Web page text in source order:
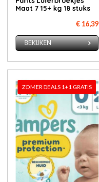
Maat 7 15+ kg 18 stuks
€ 16,39
BEKIJKEN
ZOMER DEALS 1+1 GRATIS